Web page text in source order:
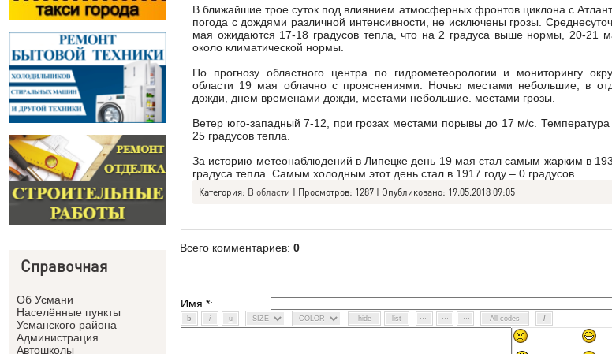
Справочная
Об Усмани
Населённые пункты
Усманского района
Администрация
Автошколы
В ближайшие трое суток под влиянием атмосферных фронтов циклона с
погода с дождями различной интенсивности, не исключены грозы.
мая ожидаются 17-18 градусов тепла, что на 2 градуса выше нормы, 20-21
около климатической нормы.
По прогнозу областного центра по гидрометеорологии и мониторингу
области 19 мая облачно с прояснениями. Ночью местами небольшие, в
дожди, днем временами дожди, местами небольшие. местами грозы.
Ветер юго-западный 7-12, при грозах местами порывы до 17 м/с.
25 градусов тепла.
За историю метеонаблюдений в Липецке день 19 мая стал самым жарким в
градуса тепла. Самым холодным этот день стал в 1917 году – 0 градусов.
Категория: В области | Просмотров: 1287 | Опубликовано: 19.05.2018 09:05
Всего комментариев: 0
Имя *: